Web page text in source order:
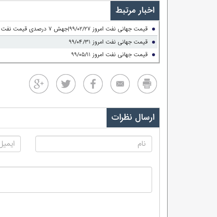
اخبار مرتبط
قیمت جهانی نفت امروز ۹۹/۰۲/۲۷|جهش ۷ درصدی قیمت نفت
قیمت جهانی نفت امروز ۹۹/۰۴/۳۱
قیمت جهانی نفت امروز ۹۹/۰۵/۱۱
ارسال نظرات